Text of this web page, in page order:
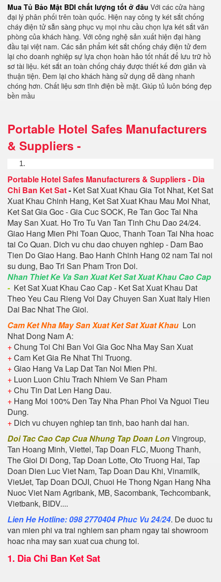
Mua Tủ Bảo Mật BDI chất lượng tốt ở đâu Với các cửa hàng
đại lý phân phối trên toàn quốc. Hiện nay công ty két sắt chống
cháy điện tử sẵn sàng phục vụ mọi nhu cầu chọn lựa két sắt văn
phòng của khách hàng. Với công nghệ sản xuất hiện đại hàng
đầu tại việt nam. Các sản phẩm két sắt chống cháy điện tử đem
lại cho doanh nghiệp sự lựa chọn hoàn hảo tốt nhất để lưu trữ hồ
sơ tài liệu. két sắt an toàn chống cháy được thiết kế đơn giản và
thuận tiện. Đem lại cho khách hàng sử dụng dễ dàng nhanh
chóng hơn. Chất liệu sơn tĩnh điện bề mặt. Giúp tủ luôn bóng đẹp
bền mầu
Portable Hotel Safes Manufacturers
& Suppliers -
Portable Hotel Safes Manufacturers & Suppliers- Dia
Chi Ban Ket Sat- Ket Sat Xuat Khau Gia Tot Nhat, Ket Sat
Xuat Khau Chinh Hang, Ket Sat Xuat Khau Mau Moi Nhat,
Ket Sat Gia Goc - Gia Cuc SOCK, Re Tan Goc Tai Nha
May San Xuat. Ho Tro Tu Van Tan Tinh Chu Dao 24/24.
Giao Hang Mien Phi Toan Quoc, Thanh Toan Tai Nha hoac
tai Co Quan. Dich vu chu dao chuyen nghiep - Dam Bao
Tien Do Giao Hang. Bao Hanh Chinh Hang 02 nam Tai noi
su dung, Bao Tri San Pham Tron Doi.
Nhan Thiet Ke Va San Xuat Ket Sat Xuat Khau Cao Cap
- Ket Sat Xuat Khau Cao Cap - Ket Sat Xuat Khau Dat
Theo Yeu Cau Rieng Voi Day Chuyen San Xuat Italy Hien
Dai Bac Nhat The Gioi.
Cam Ket Nha May San Xuat Ket Sat Xuat Khau Lon
Nhat Dong Nam A:
+Chung Toi Chi Ban Voi Gia Goc Nha May San Xuat
+Cam Ket Gia Re Nhat Thi Truong.
+Giao Hang Va Lap Dat Tan Noi Mien Phi.
+ Luon Luon Chiu Trach Nhiem Ve San Pham
+Chu Tin Dat Len Hang Dau.
+ Hang Moi 100% Den Tay Nha Phan Phoi Va Nguoi Tieu
Dung.
+ Dich vu chuyen nghiep tan tinh, bao hanh dai han.
Doi Tac Cao Cap Cua Nhung Tap Doan LonVingroup,
Tan Hoang Minh, Viettel, Tap Doan FLC, Muong Thanh,
The Gioi Di Dong, Tap Doan Lotte, Oto Truong Hai, Tap
Doan Dien Luc Viet Nam, Tap Doan Dau Khi, Vinamilk,
VietJet, Tap Doan DOJI, Chuoi He Thong Ngan Hang Nha
Nuoc Viet Nam Agribank, MB, Sacombank, Techcombank,
Vietbank, BIDV....
Lien He Hotline: 098 2770404 Phuc Vu 24/24. De duoc tu
van mien phi va trai nghiem san pham ngay tai showroom
hoac nha may san xuat cua chung toi.
1. Dia Chi Ban Ket Sat